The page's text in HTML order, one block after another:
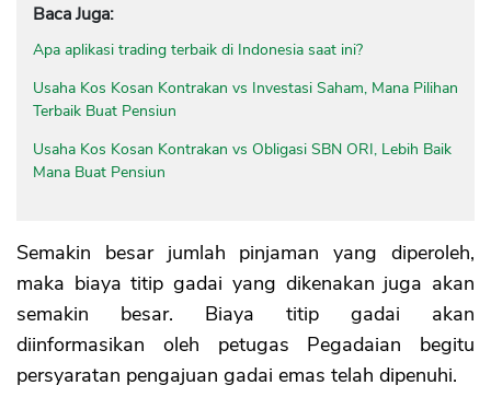
Baca Juga:
Apa aplikasi trading terbaik di Indonesia saat ini?
Usaha Kos Kosan Kontrakan vs Investasi Saham, Mana Pilihan
Terbaik Buat Pensiun
Usaha Kos Kosan Kontrakan vs Obligasi SBN ORI, Lebih Baik
Mana Buat Pensiun
Semakin besar jumlah pinjaman yang diperoleh,
maka biaya titip gadai yang dikenakan juga akan
semakin besar. Biaya titip gadai akan
diinformasikan oleh petugas Pegadaian begitu
persyaratan pengajuan gadai emas telah dipenuhi.